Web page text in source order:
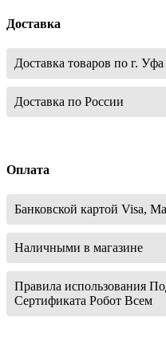
Доставка
Доставка товаров по г. Уфа
Доставка по России
Оплата
Банковской картой Visa,
Наличными в магазине
Правила использования
Сертификата Робот Всем